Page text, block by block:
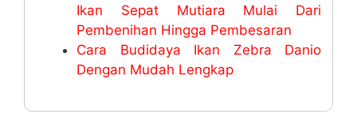
Ikan Sepat Mutiara Mulai Dari
Pembenihan Hingga Pembesaran
Cara Budidaya Ikan Zebra Danio
Dengan Mudah Lengkap